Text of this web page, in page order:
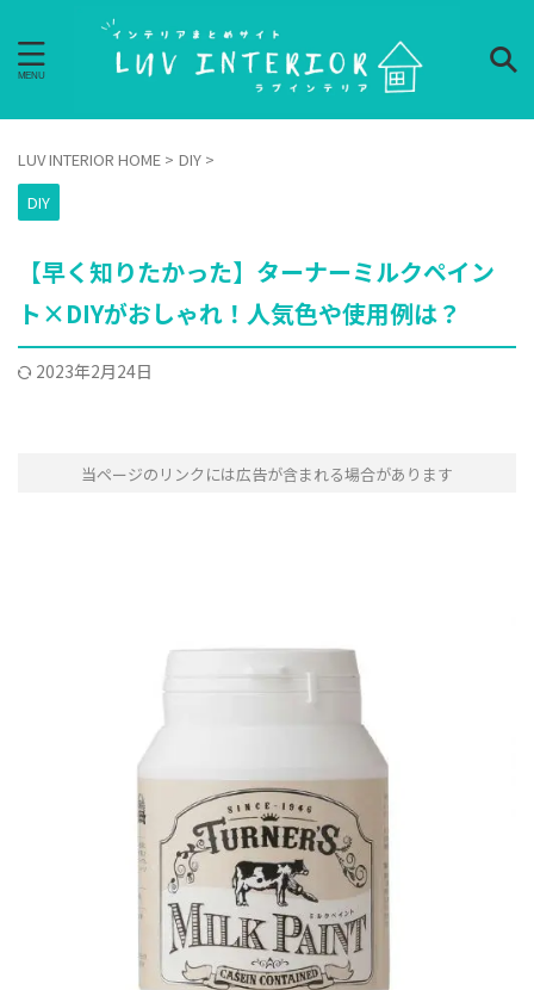
LUV INTERIOR HOME > DIY >
DIY
【早く知りたかった】ターナーミルクペイン
ト×DIYがおしゃれ！人気色や使用例は？
2023年2月24日
当ページのリンクには広告が含まれる場合があります